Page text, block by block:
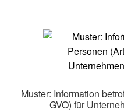
Muster: Information
GVO) für